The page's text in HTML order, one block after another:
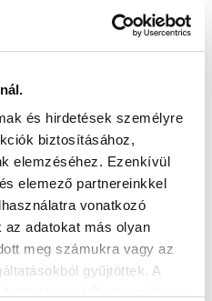
és hirdetések személyre
biztosításához,
elemzéséhez. Ezenkívül
elemező partnereinkkel
vonatkozó
az adatokat más olyan
meg számukra vagy az
gyűjtöttek. A
EDZŐTÁBORBA
Belekben, ahol két